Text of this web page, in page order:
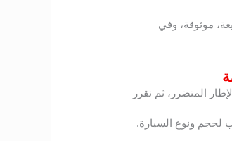
موثوقة، وفي
المتضرر، ثم نقرر
لحجم ونوع السيارة.